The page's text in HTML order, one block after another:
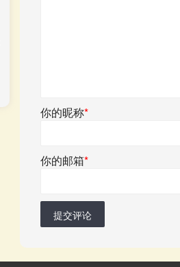
你的昵称*
你的邮箱*
提交评论